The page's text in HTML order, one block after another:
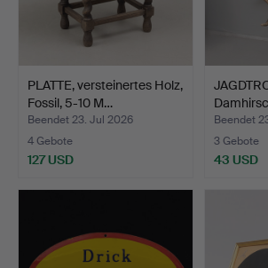
PLATTE, versteinertes Holz,
Fossil, 5-10 M…
Beendet 23. Jul 2026
4 Gebote
127 USD
Jahrh…
Beendet
3 Gebote
43 USD